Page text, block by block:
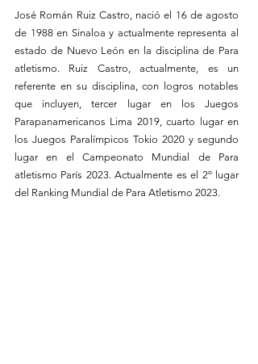
José Román Ruiz Castro, nació el 16 de agosto
de 1988 en Sinaloa y actualmente representa al
estado de Nuevo León en la disciplina de Para
atletismo. Ruiz Castro, actualmente, es un
referente en su disciplina, con logros notables
que incluyen, tercer lugar en los Juegos
Parapanamericanos Lima 2019, cuarto lugar en
los Juegos Paralímpicos Tokio 2020 y segundo
lugar en el Campeonato Mundial de Para
atletismo París 2023. Actualmente es el 2º lugar
del Ranking Mundial de Para Atletismo 2023.